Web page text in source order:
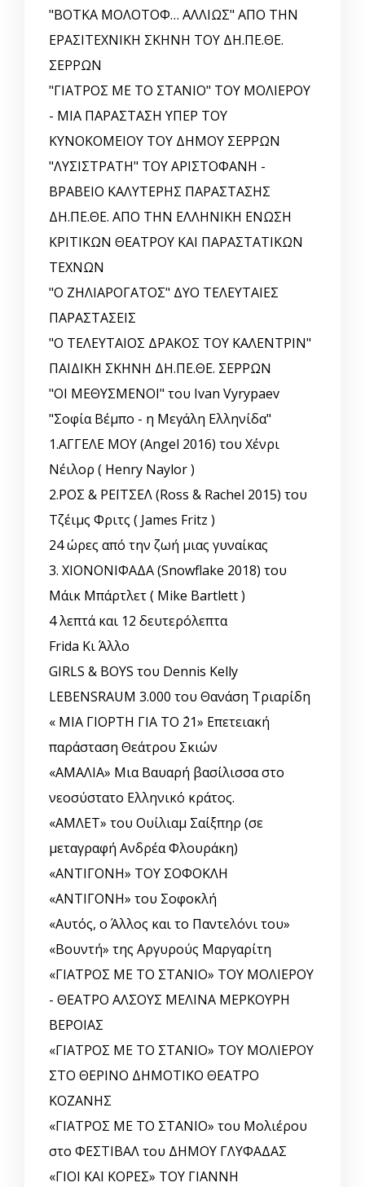
"ΒΟΤΚΑ ΜΟΛΟΤΟΦ… ΑΛΛΙΩΣ" ΑΠΟ ΤΗΝ
ΕΡΑΣΙΤΕΧΝΙΚΗ ΣΚΗΝΗ ΤΟΥ ΔΗ.ΠΕ.ΘΕ.
ΣΕΡΡΩΝ
"ΓΙΑΤΡΟΣ ΜΕ ΤΟ ΣΤΑΝΙΟ" ΤΟΥ ΜΟΛΙΕΡΟΥ
- ΜΙΑ ΠΑΡΑΣΤΑΣΗ ΥΠΕΡ ΤΟΥ
ΚΥΝΟΚΟΜΕΙΟΥ ΤΟΥ ΔΗΜΟΥ ΣΕΡΡΩΝ
"ΛΥΣΙΣΤΡΑΤΗ" ΤΟΥ ΑΡΙΣΤΟΦΑΝΗ -
ΒΡΑΒΕΙΟ ΚΑΛΥΤΕΡΗΣ ΠΑΡΑΣΤΑΣΗΣ
ΔΗ.ΠΕ.ΘΕ. ΑΠΟ ΤΗΝ ΕΛΛΗΝΙΚΗ EΝΩΣΗ
ΚΡΙΤΙΚΩΝ ΘΕΑΤΡΟΥ ΚΑΙ ΠΑΡΑΣΤΑΤΙΚΩΝ
ΤΕΧΝΩΝ
"Ο ΖΗΛΙΑΡΟΓΑΤΟΣ" ΔΥΟ ΤΕΛΕΥΤΑΙΕΣ
ΠΑΡΑΣΤΑΣΕΙΣ
"Ο ΤΕΛΕΥΤΑΙΟΣ ΔΡΑΚΟΣ ΤΟΥ ΚΑΛΕΝΤΡΙΝ"
ΠΑΙΔΙΚΗ ΣΚΗΝΗ ΔΗ.ΠΕ.ΘΕ. ΣΕΡΡΩΝ
"ΟΙ ΜΕΘΥΣΜΕΝΟΙ" του Ivan Vyrypaev
"Σοφία Βέμπο - η Μεγάλη Ελληνίδα"
1.ΑΓΓΕΛΕ ΜΟΥ (Angel 2016) του Χένρι
Νέιλορ ( Henry Naylor )
2.ΡΟΣ & ΡΕΪΤΣΕΛ (Ross & Rachel 2015) του
Τζέιμς Φριτς ( James Fritz )
24 ώρες από την ζωή μιας γυναίκας
3. ΧΙΟΝΟΝΙΦΑΔΑ (Snowflake 2018) του
Μάικ Μπάρτλετ ( Mike Bartlett )
4 λεπτά και 12 δευτερόλεπτα
Frida Κι Άλλο
GIRLS & BOYS του Dennis Kelly
LEBENSRAUM 3.000 του Θανάση Τριαρίδη
« ΜΙΑ ΓΙΟΡΤΗ ΓΙΑ ΤΟ ΄21» Επετειακή
παράσταση Θεάτρου Σκιών
«ΑΜΑΛΙΑ» Μια Βαυαρή βασίλισσα στο
νεοσύστατο Ελληνικό κράτος.
«ΑΜΛΕΤ» του Ουίλιαμ Σαίξπηρ (σε
μεταγραφή Ανδρέα Φλουράκη)
«ΑΝΤΙΓΟΝΗ» ΤΟΥ ΣΟΦΟΚΛΗ
«ΑΝΤΙΓΟΝΗ» του Σοφοκλή
«Αυτός, o Άλλος και το Παντελόνι του»
«Βουντή» της Αργυρούς Μαργαρίτη
«ΓΙΑΤΡΟΣ ΜΕ ΤΟ ΣΤΑΝΙΟ» ΤΟΥ ΜΟΛΙΕΡΟΥ
- ΘΕΑΤΡΟ ΑΛΣΟΥΣ ΜΕΛΙΝΑ ΜΕΡΚΟΥΡΗ
ΒΕΡΟΙΑΣ
«ΓΙΑΤΡΟΣ ΜΕ ΤΟ ΣΤΑΝΙΟ» ΤΟΥ ΜΟΛΙΕΡΟΥ
ΣΤΟ ΘΕΡΙΝΟ ΔΗΜΟΤΙΚΟ ΘΕΑΤΡΟ
ΚΟΖΑΝΗΣ
«ΓΙΑΤΡΟΣ ΜΕ ΤΟ ΣΤΑΝΙΟ» του Μολιέρου
στο ΦΕΣΤΙΒΑΛ του ΔΗΜΟΥ ΓΛΥΦΑΔΑΣ
«ΓΙΟΙ ΚΑΙ ΚΟΡΕΣ» ΤΟΥ ΓΙΑΝΝΗ